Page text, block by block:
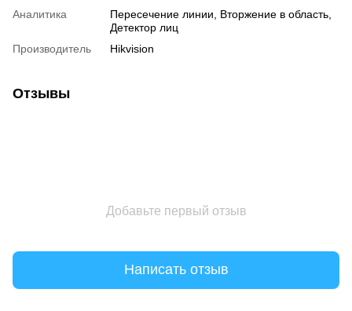
Аналитика
Пересечение линии, Вторжение в область,
Детектор лиц
Производитель
Hikvision
Отзывы
Добавьте первый отзыв
Написать отзыв